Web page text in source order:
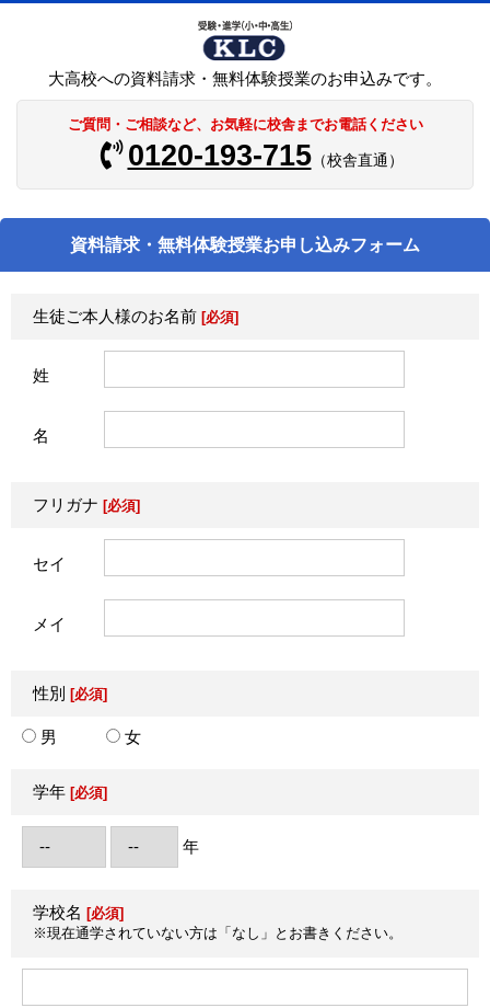
大高校への資料請求・無料体験授業のお申込みです。
ご質問・ご相談など、お気軽に校舎までお電話ください
0120-193-715（校舎直通）
資料請求・無料体験授業お申し込みフォーム
生徒ご本人様のお名前 [必須]
姓
名
フリガナ [必須]
セイ
メイ
性別 [必須]
男 女
学年 [必須]
年
学校名 [必須]
※現在通学されていない方は「なし」とお書きください。